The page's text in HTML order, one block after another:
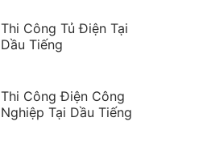
Thi Công Tủ Điện Tại
Dầu Tiếng
Thi Công Điện Công
Nghiệp Tại Dầu Tiếng